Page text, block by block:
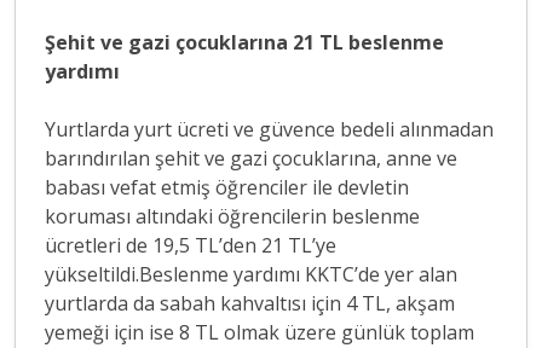
Şehit ve gazi çocuklarına 21 TL beslenme
yardımı
Yurtlarda yurt ücreti ve güvence bedeli alınmadan
barındırılan şehit ve gazi çocuklarına, anne ve
babası vefat etmiş öğrenciler ile devletin
koruması altındaki öğrencilerin beslenme
ücretleri de 19,5 TL’den 21 TL’ye
yükseltildi.Beslenme yardımı KKTC’de yer alan
yurtlarda da sabah kahvaltısı için 4 TL, akşam
yemeği için ise 8 TL olmak üzere günlük toplam